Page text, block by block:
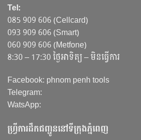
Tel:
085 909 606 (Cellcard)
093 909 606 (Smart)
060 909 606 (Metfone)
8:30 – 17:30 ថ្ងៃអាទិត្យ – មិនធ្វើការ
Facebook: phnom penh tools
Telegram:
WatsApp:
ហ្វ្រីការដឹកជញ្ជូននៅទីក្រុងភ្នំពេញ